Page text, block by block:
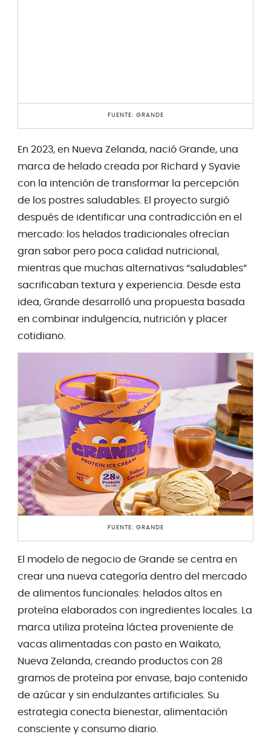
FUENTE: GRANDE
En 2023, en Nueva Zelanda, nació Grande, una
marca de helado creada por Richard y Syavie
con la intención de transformar la percepción
de los postres saludables. El proyecto surgió
después de identificar una contradicción en el
mercado: los helados tradicionales ofrecían
gran sabor pero poca calidad nutricional,
mientras que muchas alternativas “saludables”
sacrificaban textura y experiencia. Desde esta
idea, Grande desarrolló una propuesta basada
en combinar indulgencia, nutrición y placer
cotidiano.
FUENTE: GRANDE
El modelo de negocio de Grande se centra en
crear una nueva categoría dentro del mercado
de alimentos funcionales: helados altos en
proteína elaborados con ingredientes locales. La
marca utiliza proteína láctea proveniente de
vacas alimentadas con pasto en Waikato,
Nueva Zelanda, creando productos con 28
gramos de proteína por envase, bajo contenido
de azúcar y sin endulzantes artificiales. Su
estrategia conecta bienestar, alimentación
consciente y consumo diario.